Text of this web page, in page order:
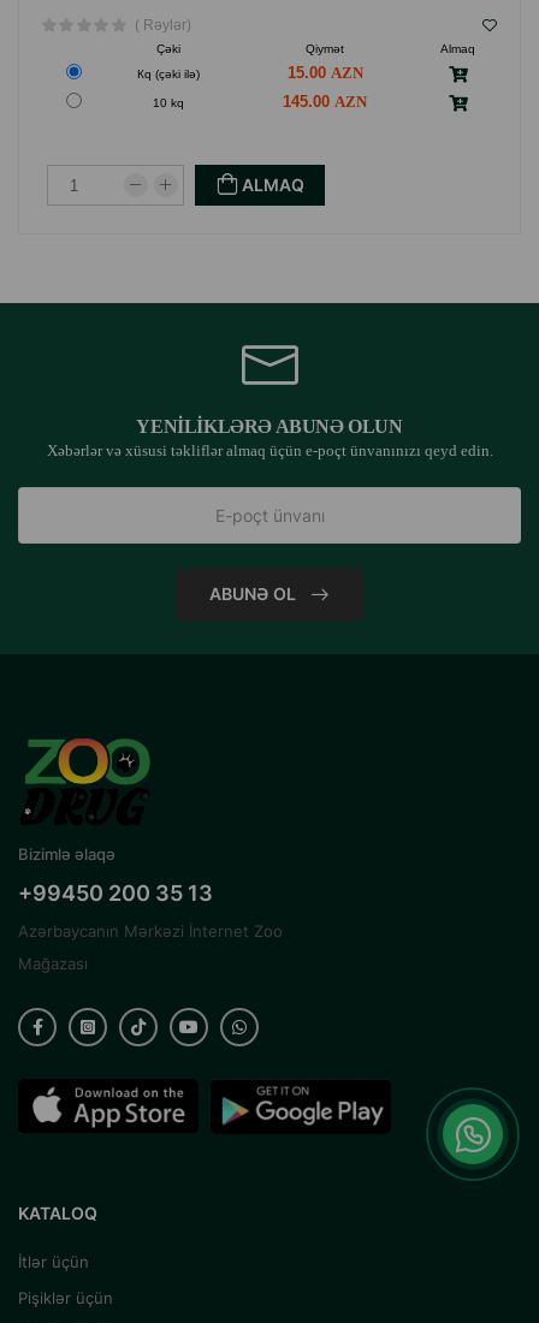
( Rəylər)
Çəki Qiymət
Almaq
Кq (çəki ilə)
15.00
10 kq 145.00
ALMAQ
YENILIKLƏRƏ ABUNƏ OLUN
Xəbərlər və xüsusi təkliflər almaq üçün e-poçt ünvanınızı qeyd edin.
ABUNƏ OL
Bizimlə əlaqə
+99450 200 35 13
Azərbaycanın Mərkəzi İnternet Zoo
Mağazası
KATALOQ
İtlər üçün
Pişiklər üçün